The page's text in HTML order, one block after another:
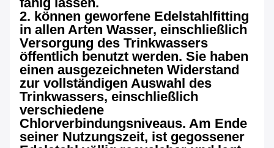
2. können geworfene Edelstahlfitting
in allen Arten Wasser, einschließlich
Versorgung des Trinkwassers
öffentlich benutzt werden. Sie haben
einen ausgezeichneten Widerstand
zur vollständigen Auswahl des
Trinkwassers, einschließlich
verschiedene
Chlorverbindungsniveaus. Am Ende
seiner Nutzungszeit, ist gegossener